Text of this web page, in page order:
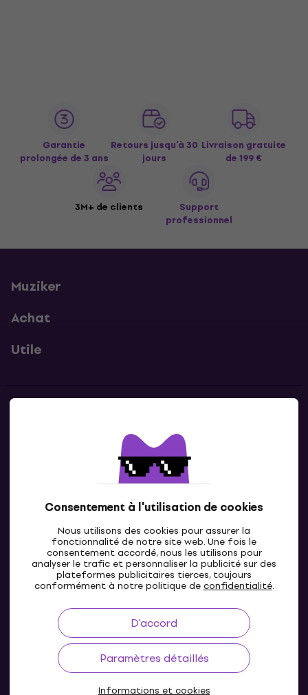
Consentement à l'utilisation de cookies
Nous utilisons des cookies pour assurer la
fonctionnalité de notre site web. Une fois le
consentement accordé, nous les utilisons pour
analyser le trafic et personnaliser la publicité sur des
plateformes publicitaires tierces, toujours
conformément à notre politique deconfidentialité.
D'accord
Paramètres détaillés
Informations et cookies
Garantie
prolongée de 3 ans
Retours jusqu’à 30
jours
Livraison gratuite
de 199 €
3M+ de clients
Support
professionnel
Muziker
Achat
Utile
Contacte nous
LU